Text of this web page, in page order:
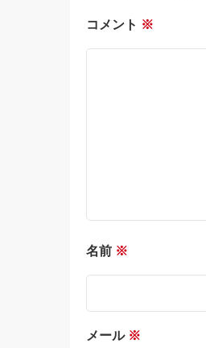
コメント ※
名前 ※
メール ※